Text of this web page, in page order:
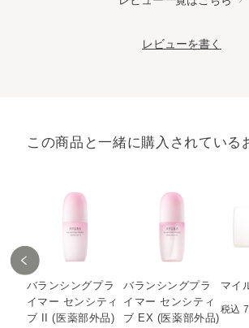
レビューを書く
この商品と一緒に購入されている
バランシングプラ
イマー センシティ
ブ II (医薬部外品)
バランシングプラ
イマー センシティ
ブ EX (医薬部外品)
マイ
税込